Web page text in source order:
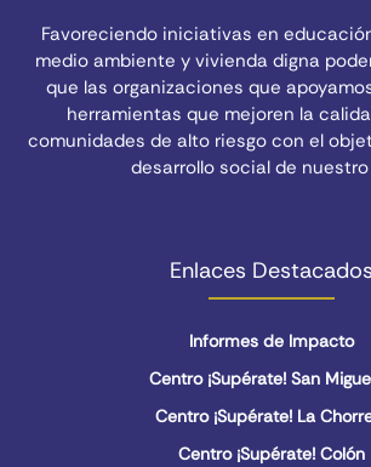
Favoreciendo iniciativas en
medio ambiente y vivienda digna
que las organizaciones que
herramientas que mejoren la
comunidades de alto riesgo con el
desarrollo social de
Enlaces Destacados
Informes de Impacto
Centro ¡Supérate! San
Centro ¡Supérate! La
Centro ¡Supérate! Colón